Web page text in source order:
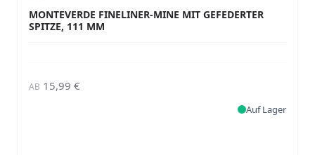
MONTEVERDE FINELINER-MINE MIT GEFEDERTER
SPITZE, 111 MM
AB 15,99 €
Auf Lager